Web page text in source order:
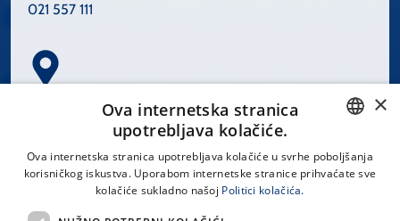
021 557 111
Spinčićeva 1, 21000 Split
CROATIAN
×
Ova internetska stranica
upotrebljava kolačiće.
Ova internetska stranica upotrebljava kolačiće u svrhe poboljšanja
korisničkog iskustva. Uporabom internetske stranice prihvaćate sve
kolačiće sukladno našoj Politici kolačića.